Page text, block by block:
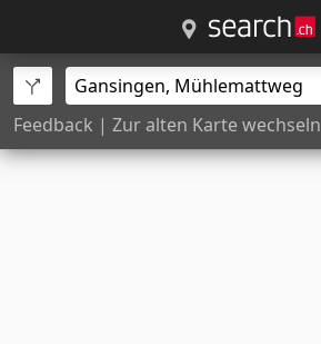
Feedback | Zur alten Karte wechseln